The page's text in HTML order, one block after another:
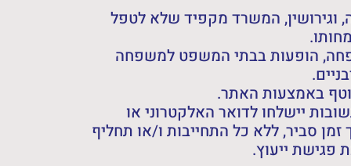
וגירושין, המשרד מקפיד שלא לטפל
הופעות בבתי המשפט למשפחה
באמצעות האתר.
יישלחו לדואר האלקטרוני או
זמן סביר, ללא כל התחייבות ו/או תחליף
ייעוץ.